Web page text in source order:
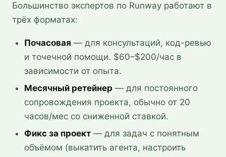
Большинство экспертов по Runway работают в
трёх форматах:
Почасовая — для консультаций, код-ревью
и точечной помощи. $60–$200/час в
зависимости от опыта.
Месячный ретейнер — для постоянного
сопровождения проекта, обычно от 20
часов/мес со сниженной ставкой.
Фикс за проект — для задач с понятным
объёмом (выкатить агента, настроить